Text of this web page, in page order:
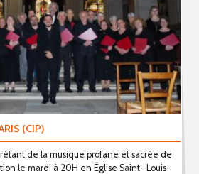
(CIP)
de la musique profane et sacrée de
le mardi à 20H en Église Saint- Louis-